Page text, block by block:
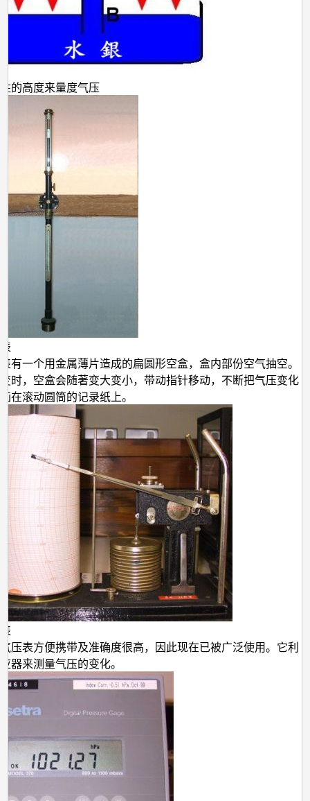
的高度来量度气压
有一个用金属薄片造成的扁圆形空盒，盒内部份空气抽空。
时，空盒会随著变大变小，带动指针移动，不断把气压变化
在滚动圆筒的记录纸上。
压表方便携带及准确度很高，因此现在已被广泛使用。它利
器来测量气压的变化。